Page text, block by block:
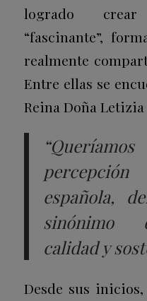
logrado
“fascinante”,
realmente
Entre ellas se
Reina Doña Letizia
española,
sinónimo
calidad y
Desde sus